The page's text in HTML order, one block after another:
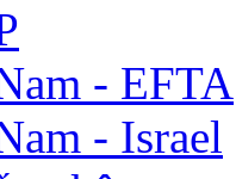
- EFTA
- Israel